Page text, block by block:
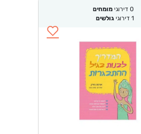
0 דירוגימומחים
1 דירוגיגולשים